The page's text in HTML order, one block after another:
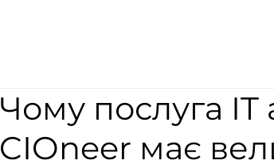
Чому послуга IT
CIOneer має